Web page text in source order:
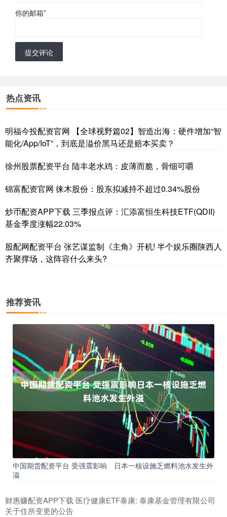
你的邮箱*
提交评论
热点资讯
明福今投配资官网 【全球视野篇02】智造出海：硬件增加“智
能化/App/IoT”，到底是溢价黑马还是赔本买卖？
徐州股票配资平台 陆丰老水鸡：皮薄而脆，骨细可嚼
锦富配资官网 徕木股份：股东拟减持不超过0.34%股份
炒币配资APP下载 三季报点评：汇添富恒生科技ETF(QDII)
基金季度涨幅22.03%
股配网配资平台 张艺谋监制《主角》开机! 半个娱乐圈陕西人
齐聚撑场，这阵容什么来头?
推荐资讯
中国期货配资平台 受强震影响 日本一核设施乏燃料池水发生外
溢
财惠赚配资APP下载 医疗健康ETF泰康: 泰康基金管理有限公司
关于住所变更的公告